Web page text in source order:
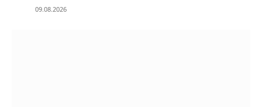
09.08.2026